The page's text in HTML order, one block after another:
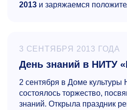
2013 и заряжаемся
3 СЕНТЯБРЯ 2013 ГОДА
День знаний в НИТУ
2 сентября в Доме
состоялось торжество,
знаний. Открыла праздник